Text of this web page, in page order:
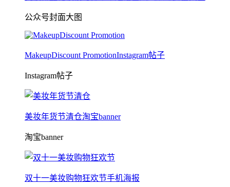
公众号封面大图
MakeupDiscount PromotionInstagram帖子
Instagram帖子
美妆年货节清仓淘宝banner
淘宝banner
双十一美妆购物狂欢节手机海报